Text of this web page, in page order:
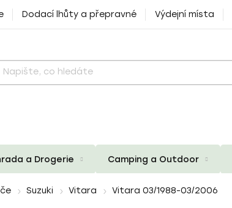
Dodací lhůty a přepravné Výdejní místa
a Drogerie Camping a Outdoor
Suzuki Vitara Vitara 03/1988-03/2006